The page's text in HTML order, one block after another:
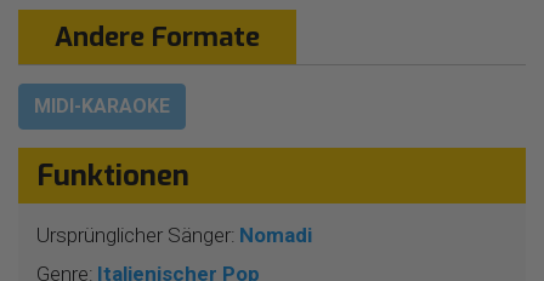
Andere Formate
MIDI-KARAOKE
Funktionen
Ursprünglicher Sänger: Nomadi
Genre: Italienischer Pop